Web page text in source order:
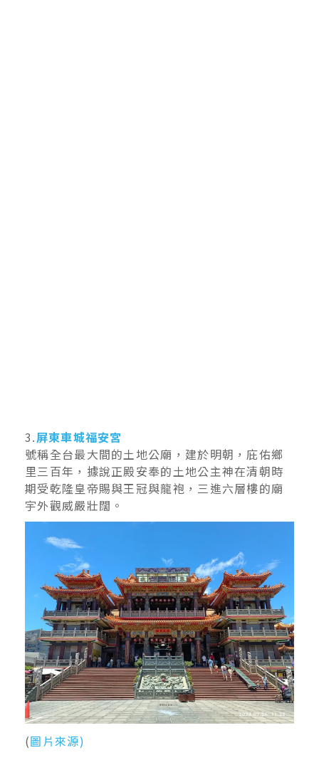
3.屏東車城福安宮
號稱全台最大間的土地公廟，建於明朝，庇佑鄉
里三百年，據說正殿安奉的土地公主神在清朝時
期受乾隆皇帝賜與王冠與龍袍，三進六層樓的廟
宇外觀威嚴壯闊。
(圖片來源)